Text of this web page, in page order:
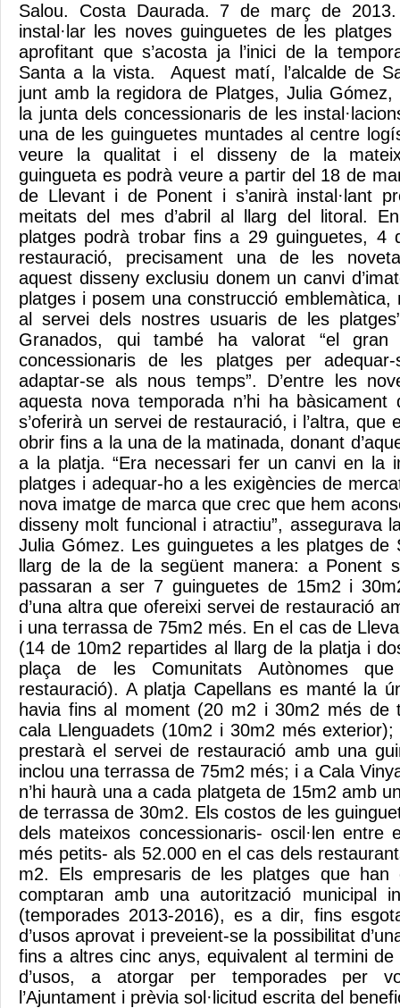
Salou. Costa Daurada. 7 de març de
instal·lar les noves guinguetes de les
aprofitant que s’acosta ja l’inici de la
Santa a la vista. Aquest matí, l’alcalde de
junt amb la regidora de Platges, Julia
la junta dels concessionaris de les
una de les guinguetes muntades al centre
veure la qualitat i el disseny de la
guingueta es podrà veure a partir del 18 de
de Llevant i de Ponent i s’anirà instal·lant
meitats del mes d’abril al llarg del litoral.
platges podrà trobar fins a 29 guinguetes, 4
restauració, precisament una de les
aquest disseny exclusiu donem un canvi
platges i posem una construcció emblemàtica,
al servei dels nostres usuaris de les
Granados, qui també ha valorat “el
concessionaris de les platges per
adaptar-se als nous temps”. D’entre les
aquesta nova temporada n’hi ha
s’oferirà un servei de restauració, i l’altra, que
obrir fins a la una de la matinada, donant
a la platja. “Era necessari fer un canvi en la
platges i adequar-ho a les exigències de
nova imatge de marca que crec que hem
disseny molt funcional i atractiu”, assegurava
Julia Gómez. Les guinguetes a les platges de
llarg de la de la següent manera: a Ponent
passaran a ser 7 guinguetes de 15m2 i
d’una altra que ofereixi servei de restauració
i una terrassa de 75m2 més. En el cas de
(14 de 10m2 repartides al llarg de la platja i
plaça de les Comunitats Autònomes
restauració). A platja Capellans es manté la
havia fins al moment (20 m2 i 30m2 més de
cala Llenguadets (10m2 i 30m2 més
prestarà el servei de restauració amb una
inclou una terrassa de 75m2 més; i a Cala
n’hi haurà una a cada platgeta de 15m2 amb
de terrassa de 30m2. Els costos de les
dels mateixos concessionaris- oscil·len entre
més petits- als 52.000 en el cas dels
m2. Els empresaris de les platges que han
comptaran amb una autorització municipal
(temporades 2013-2016), es a dir, fins
d’usos aprovat i preveient-se la possibilitat
fins a altres cinc anys, equivalent al termini de
d’usos, a atorgar per temporades per
l’Ajuntament i prèvia sol·licitud escrita del